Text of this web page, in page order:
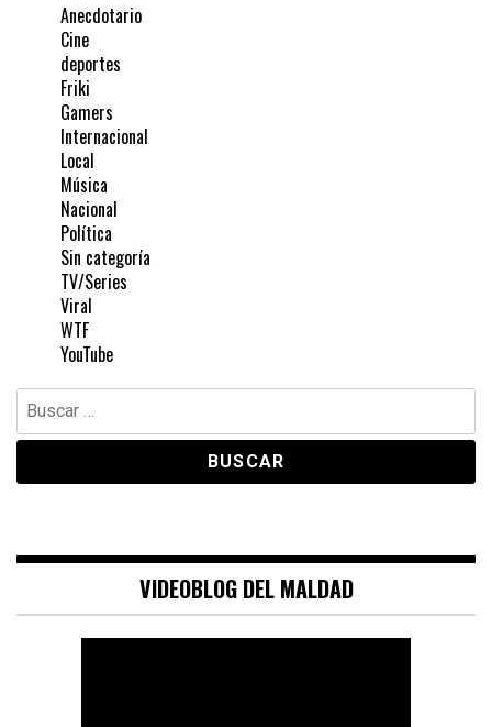
Anecdotario
Cine
deportes
Friki
Gamers
Internacional
Local
Música
Nacional
Política
Sin categoría
TV/Series
Viral
WTF
YouTube
Buscar:
VIDEOBLOG DEL MALDAD